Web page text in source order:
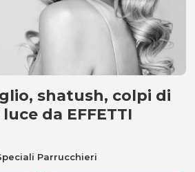
shatush, colpi
shatush, colpi di
da EFFETTI
Parrucchieri